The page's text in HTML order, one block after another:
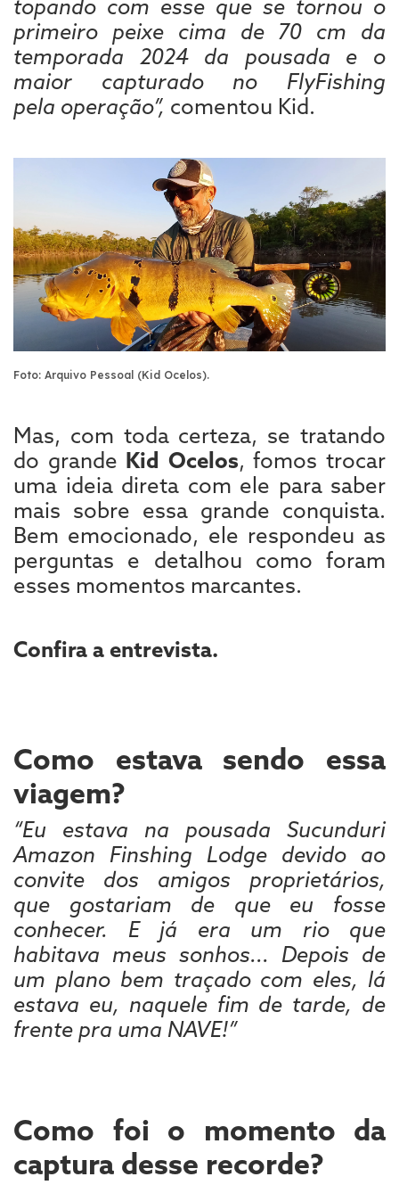
topando com esse que se tornou o
primeiro peixe cima de 70 cm da
temporada 2024 da pousada e o
maior capturado no FlyFishing
pela operação”, comentou Kid.
Foto: Arquivo Pessoal (Kid Ocelos).
Mas, com toda certeza, se tratando
do grande Kid Ocelos, fomos trocar
uma ideia direta com ele para saber
mais sobre essa grande conquista.
Bem emocionado, ele respondeu as
perguntas e detalhou como foram
esses momentos marcantes.
Confira a entrevista.
Como estava sendo essa
viagem?
“Eu estava na pousada Sucunduri
Amazon Finshing Lodge devido ao
convite dos amigos proprietários,
que gostariam de que eu fosse
conhecer. E já era um rio que
habitava meus sonhos... Depois de
um plano bem traçado com eles, lá
estava eu, naquele fim de tarde, de
frente pra uma NAVE!”
Como foi o momento da
captura desse recorde?